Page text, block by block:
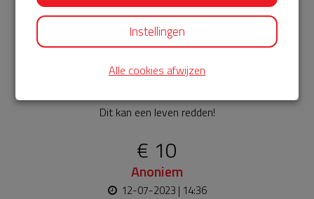
12-07-2023 | 14:38
€ 10
Anoniem
Dit kan een leven redden!
€ 10
Anoniem
12-07-2023 | 14:36
Instellingen
Alle cookies afwijzen